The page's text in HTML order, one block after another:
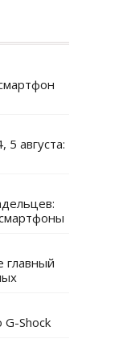
5 августа:
главный
G-Shock